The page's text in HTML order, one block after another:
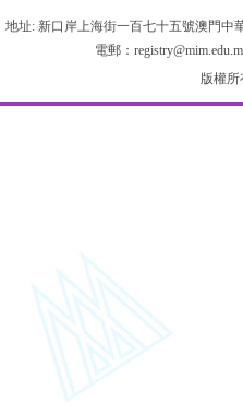
地址: 新口岸上海街一百七十五號澳門中
電郵：
版權